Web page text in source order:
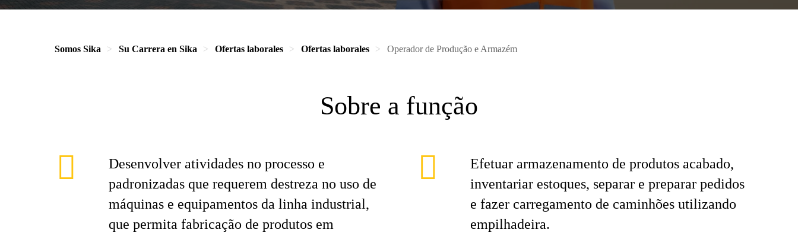
Somos Sika Su Carrera en Sika Ofertas laborales Ofertas laborales Operador de Produção e Armazém
Sobre a função
Desenvolver atividades no processo e
padronizadas que requerem destreza no uso de
máquinas e equipamentos da linha industrial,
que permita fabricação de produtos em
Efetuar armazenamento de produtos acabado,
inventariar estoques, separar e preparar pedidos
e fazer carregamento de caminhões utilizando
empilhadeira.